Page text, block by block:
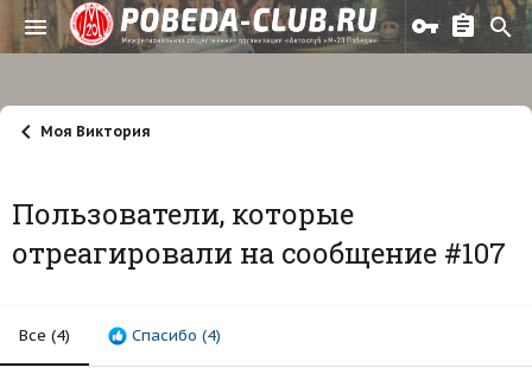
Моя Виктория
Пользователи, которые
отреагировали на сообщение #107
Все (4) Спасибо (4)